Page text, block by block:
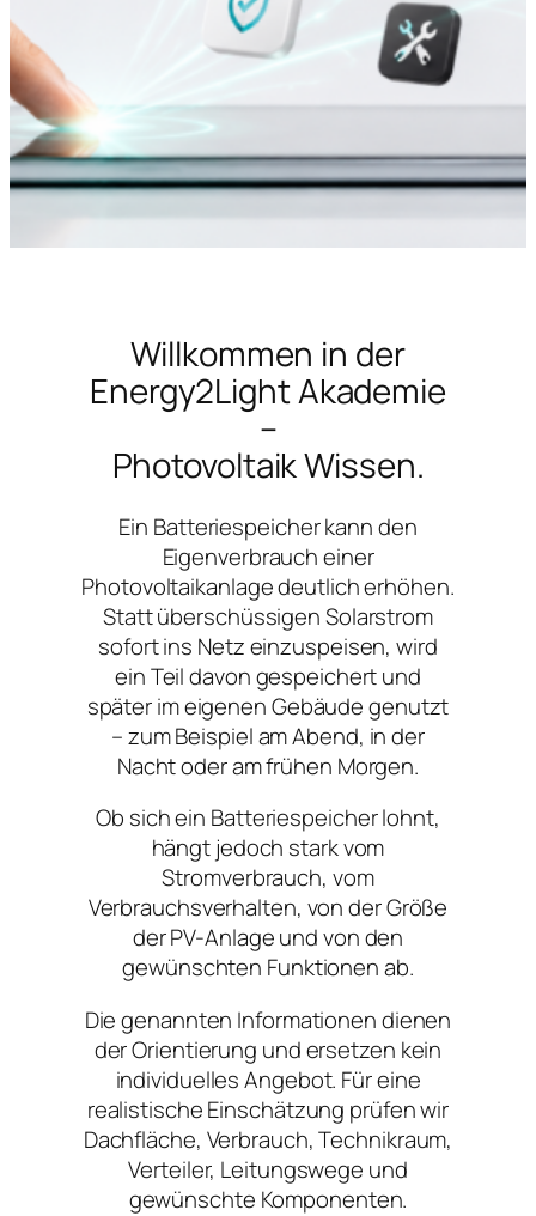
Willkommen in der
Energy2Light Akademie
–
Photovoltaik Wissen.
Ein Batteriespeicher kann den
Eigenverbrauch einer
Photovoltaikanlage deutlich erhöhen.
Statt überschüssigen Solarstrom
sofort ins Netz einzuspeisen, wird
ein Teil davon gespeichert und
später im eigenen Gebäude genutzt
– zum Beispiel am Abend, in der
Nacht oder am frühen Morgen.
Ob sich ein Batteriespeicher lohnt,
hängt jedoch stark vom
Stromverbrauch, vom
Verbrauchsverhalten, von der Größe
der PV-Anlage und von den
gewünschten Funktionen ab.
Die genannten Informationen dienen
der Orientierung und ersetzen kein
individuelles Angebot. Für eine
realistische Einschätzung prüfen wir
Dachfläche, Verbrauch, Technikraum,
Verteiler, Leitungswege und
gewünschte Komponenten.